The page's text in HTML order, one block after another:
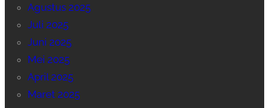
Agustus 2025
Juli 2025
Juni 2025
Mei 2025
April 2025
Maret 2025